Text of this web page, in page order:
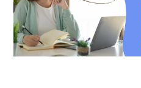
採
サイトマップ プライバシーポ